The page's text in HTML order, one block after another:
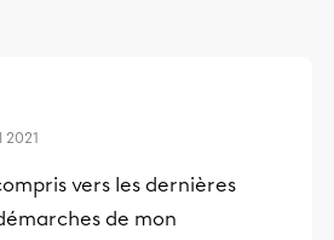
2021
vers les dernières
de mon